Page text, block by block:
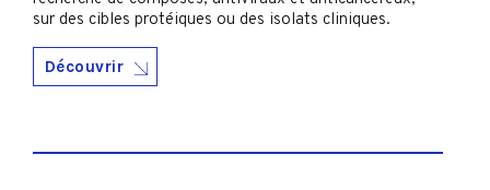
sur des cibles protéiques ou des isolats cliniques.
Découvrir